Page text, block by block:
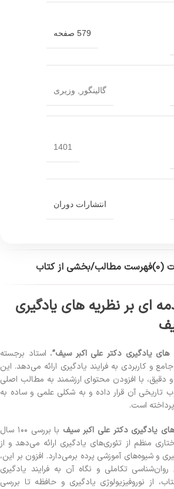
579 صفحه
گالینگور وزیری
1401
انتشارات دوران
(0) فهرست مطالب/بخشی از کتاب
ای بر نظریه های یادگیری
یادگیری دکتر علی اکبر سیف”، استاد برجسته
و کاربردی به فرایند یادگیری ارائه می‌دهد. این
و دقیق، با افزودن محتوای ارزشمند به مطالب اصلی
تاریخی آن قرار داده و به شکلی علمی و ساده به
است.
یادگیری دکتر علی اکبر سیف
با بررسی ۱۰۰ سال
منظم از تئوری‌های یادگیری ارائه می‌دهد و از
و شیوه‌های آموزشی پرده برمی‌دارد. افزون بر این،
تکاملی و نگاه آن به فرایند یادگیری
از نوروفیزیولوژی یادگیری و حافظه تا بررسی